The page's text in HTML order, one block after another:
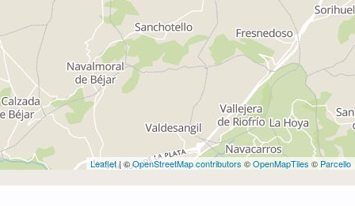
Leaflet| ©OpenStreetMap contributors ©OpenMapTiles © Parcello